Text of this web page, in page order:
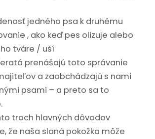
jedného psa k druhému
, ako keď pes olizuje alebo
tváre / uší
prenášajú toto správanie
a zaobchádzajú s nami
psami – a preto sa to
troch hlavných dôvodov
že naša slaná pokožka môže